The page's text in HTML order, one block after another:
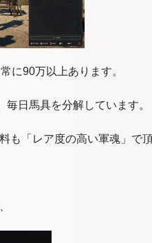
に90万以上あります。
日馬具を分解しています。
も「レア度の高い軍魂」で